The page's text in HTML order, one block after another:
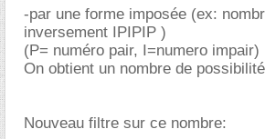
-par une forme imposée (ex:
inversement IPIPIP )
(P= numéro pair, I=numero impair)
On obtient un nombre de
Nouveau filtre sur ce nombre: